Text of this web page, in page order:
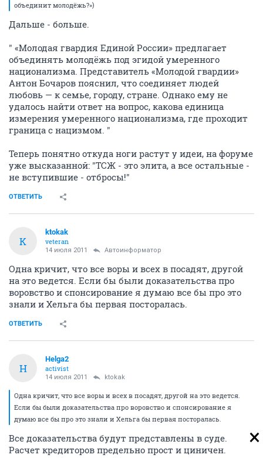
объединит молодёжь?»)
Дальше - больше.
" «Молодая гвардия Единой России» предлагает
объединять молодёжь под эгидой умеренного
национализма. Представитель «Молодой гвардии»
Антон Бочаров пояснил, что соединяет людей
любовь — к семье, городу, стране. Однако ему не
удалось найти ответ на вопрос, какова единица
измерения умеренного национализма, где проходит
граница с нацизмом. "
Теперь понятно откуда ноги растут у идеи, на форуме
уже высказанной: "ТСЖ - это элита, а все остальные -
не вступившие - отбросы!"
ОТВЕТИТЬ
K
ktokak
veteran
14 июля 2011 Автоинформатор
Одна кричит, что все воры и всех в посадят, другой
на это ведется. Если бы были доказательства про
воровство и спонсирование я думаю все бы про это
знали и Хельга бы первая посторалась.
ОТВЕТИТЬ
H
Helga2
activist
14 июля 2011 ktokak
Одна кричит, что все воры и всех в посадят, другой на это ведется.
Если бы были доказательства про воровство и спонсирование я
думаю все бы про это знали и Хельга бы первая посторалась.
Все доказательства будут представлены в суде.
Расчет кредиторов предельно прост и циничен.